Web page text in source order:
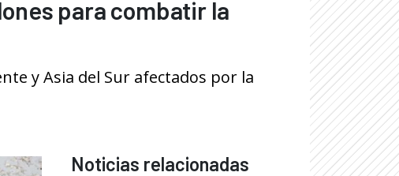
para combatir la
y Asia del Sur afectados por la
Noticias relacionadas